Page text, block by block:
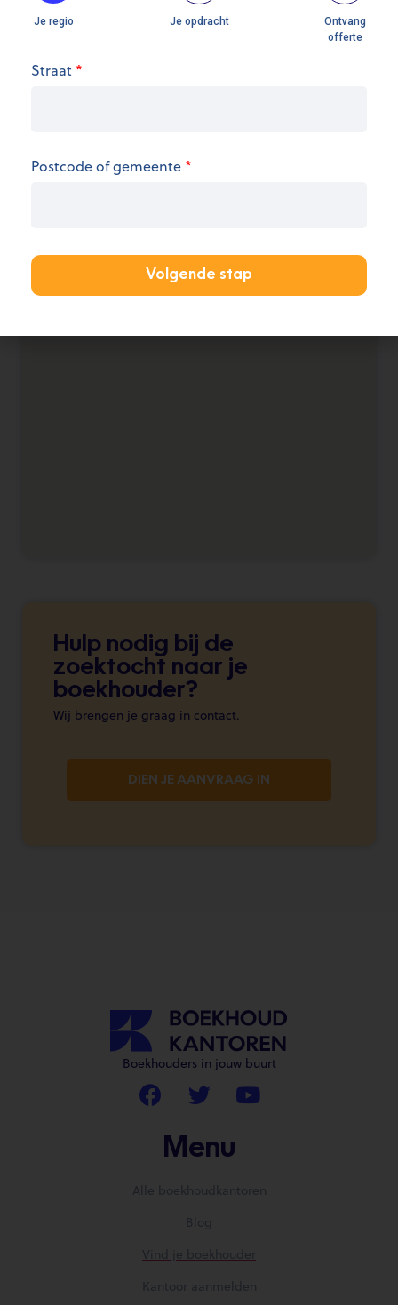
Hulp nodig bij de
zoektocht naar je
boekhouder?
Wij brengen je graag in contact.
DIEN JE AANVRAAG IN
Boekhouders in jouw buurt
Menu
Alle boekhoudkantoren
Blog
Vind je boekhouder
Kantoor aanmelden
Straat *
Postcode of gemeente *
Volgende stap